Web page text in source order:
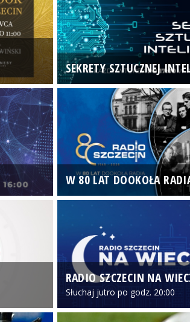
SEKRETY SZTUCZNEJ
W 80 LAT DOOKOŁA
RADIO SZCZECIN NA
Słuchaj jutro po godz. 20:00